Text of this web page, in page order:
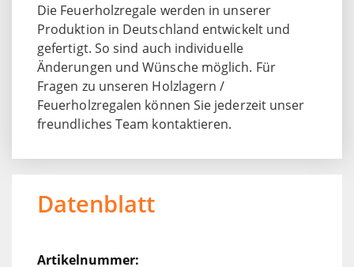
Die Feuerholzregale werden in unserer
Produktion in Deutschland entwickelt und
gefertigt. So sind auch individuelle
Änderungen und Wünsche möglich. Für
Fragen zu unseren Holzlagern /
Feuerholzregalen können Sie jederzeit unser
freundliches Team kontaktieren.
Datenblatt